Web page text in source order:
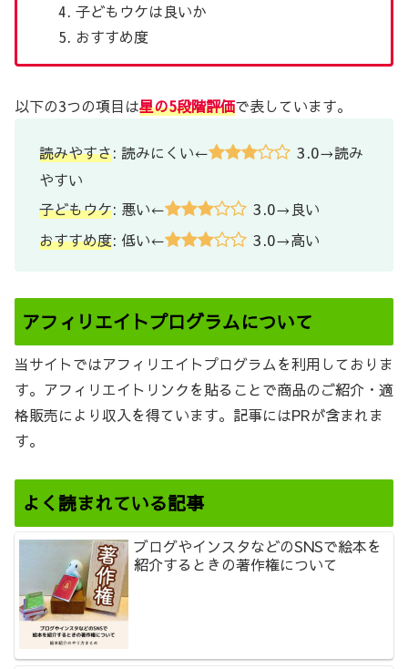
子どもウケは良いか
おすすめ度
以下の3つの項目は星の5段階評価で表しています。
読みやすさ: 読みにくい← 3.0→読み
やすい
子どもウケ: 悪い← 3.0→良い
おすすめ度: 低い← 3.0→高い
アフィリエイトプログラムについて
当サイトではアフィリエイトプログラムを利用しておりま
す。アフィリエイトリンクを貼ることで商品のご紹介・適
格販売により収入を得ています。記事にはPRが含まれま
す。
よく読まれている記事
ブログやインスタなどのSNSで絵本を
紹介するときの著作権について